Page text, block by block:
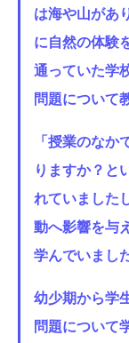
は海や山があ
に自然の体験
通っていた学
問題について
「授業のな
りますか？と
れていました
動へ影響を与
学んでいまし
幼少期から学
問題について